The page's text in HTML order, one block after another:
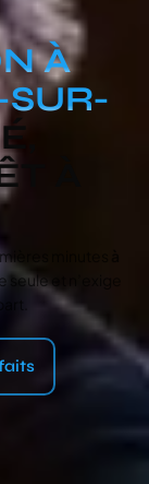
À
À
minutes
seule et n’exige